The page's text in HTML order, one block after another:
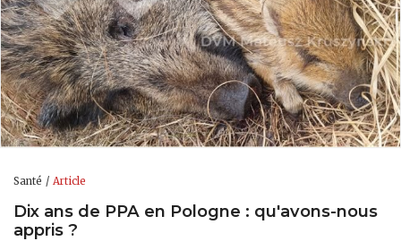
Santé Article
Dix ans de PPA en Pologne : qu'avons-nous
appris ?